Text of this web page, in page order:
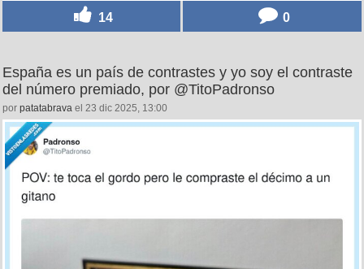
14 0
España es un país de contrastes y yo soy el contraste
del número premiado, por @TitoPadronso
por patatabrava el 23 dic 2025, 13:00